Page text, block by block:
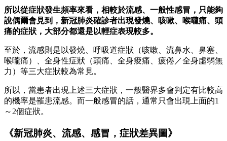
所以從症狀發生頻率來看，相較於流感、一般性感冒，只能夠
說偶爾會見到，新冠肺炎確診者出現發燒、咳嗽、喉嚨痛、頭
痛的症狀，大部分都還是以輕症表現較多。
至於，流感則是以發燒、呼吸道症狀（咳嗽、流鼻水、鼻塞、
喉嚨痛）、全身性症狀（頭痛、全身痠痛、疲倦／全身虛弱無
力）等三大症狀較為常見。
所以，當患者出現上述三大症狀，一般醫界多會判定有比較高
的機率是罹患流感。而一般感冒的話，通常只會出現上面的1
～2個症狀。
《新冠肺炎、流感、感冒，症狀差異圖》